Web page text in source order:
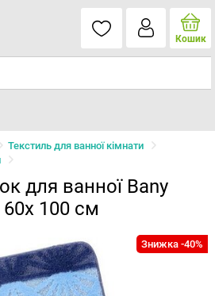
Кошик
Текстиль для ванної кімнати
для ванної Bany
60x 100 см
Знижка -40%